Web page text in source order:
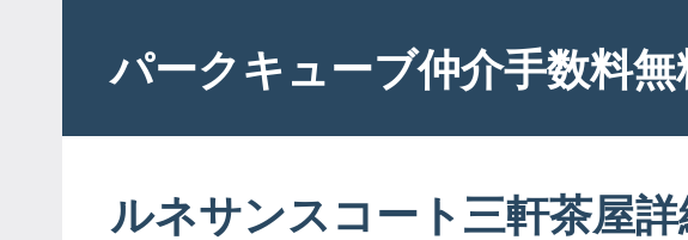
contentパークキューブ仲介手数料無
ルネサンスコート三軒茶屋詳